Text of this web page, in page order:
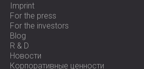
Imprint
For the press
For the investors
Blog
R & D
Новости
Корпоративные ценности